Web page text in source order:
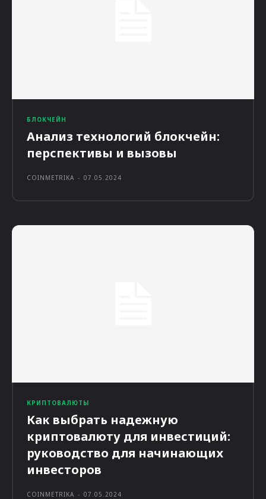
БЛОКЧЕЙН
Анализ технологий блокчейн:
перспективы и вызовы
COINMETRIKA - 07.05.2024
КРИПТОВАЛЮТЫ
Как выбрать надежную
криптовалюту для инвестиций:
руководство для начинающих
инвесторов
COINMETRIKA - 07.05.2024